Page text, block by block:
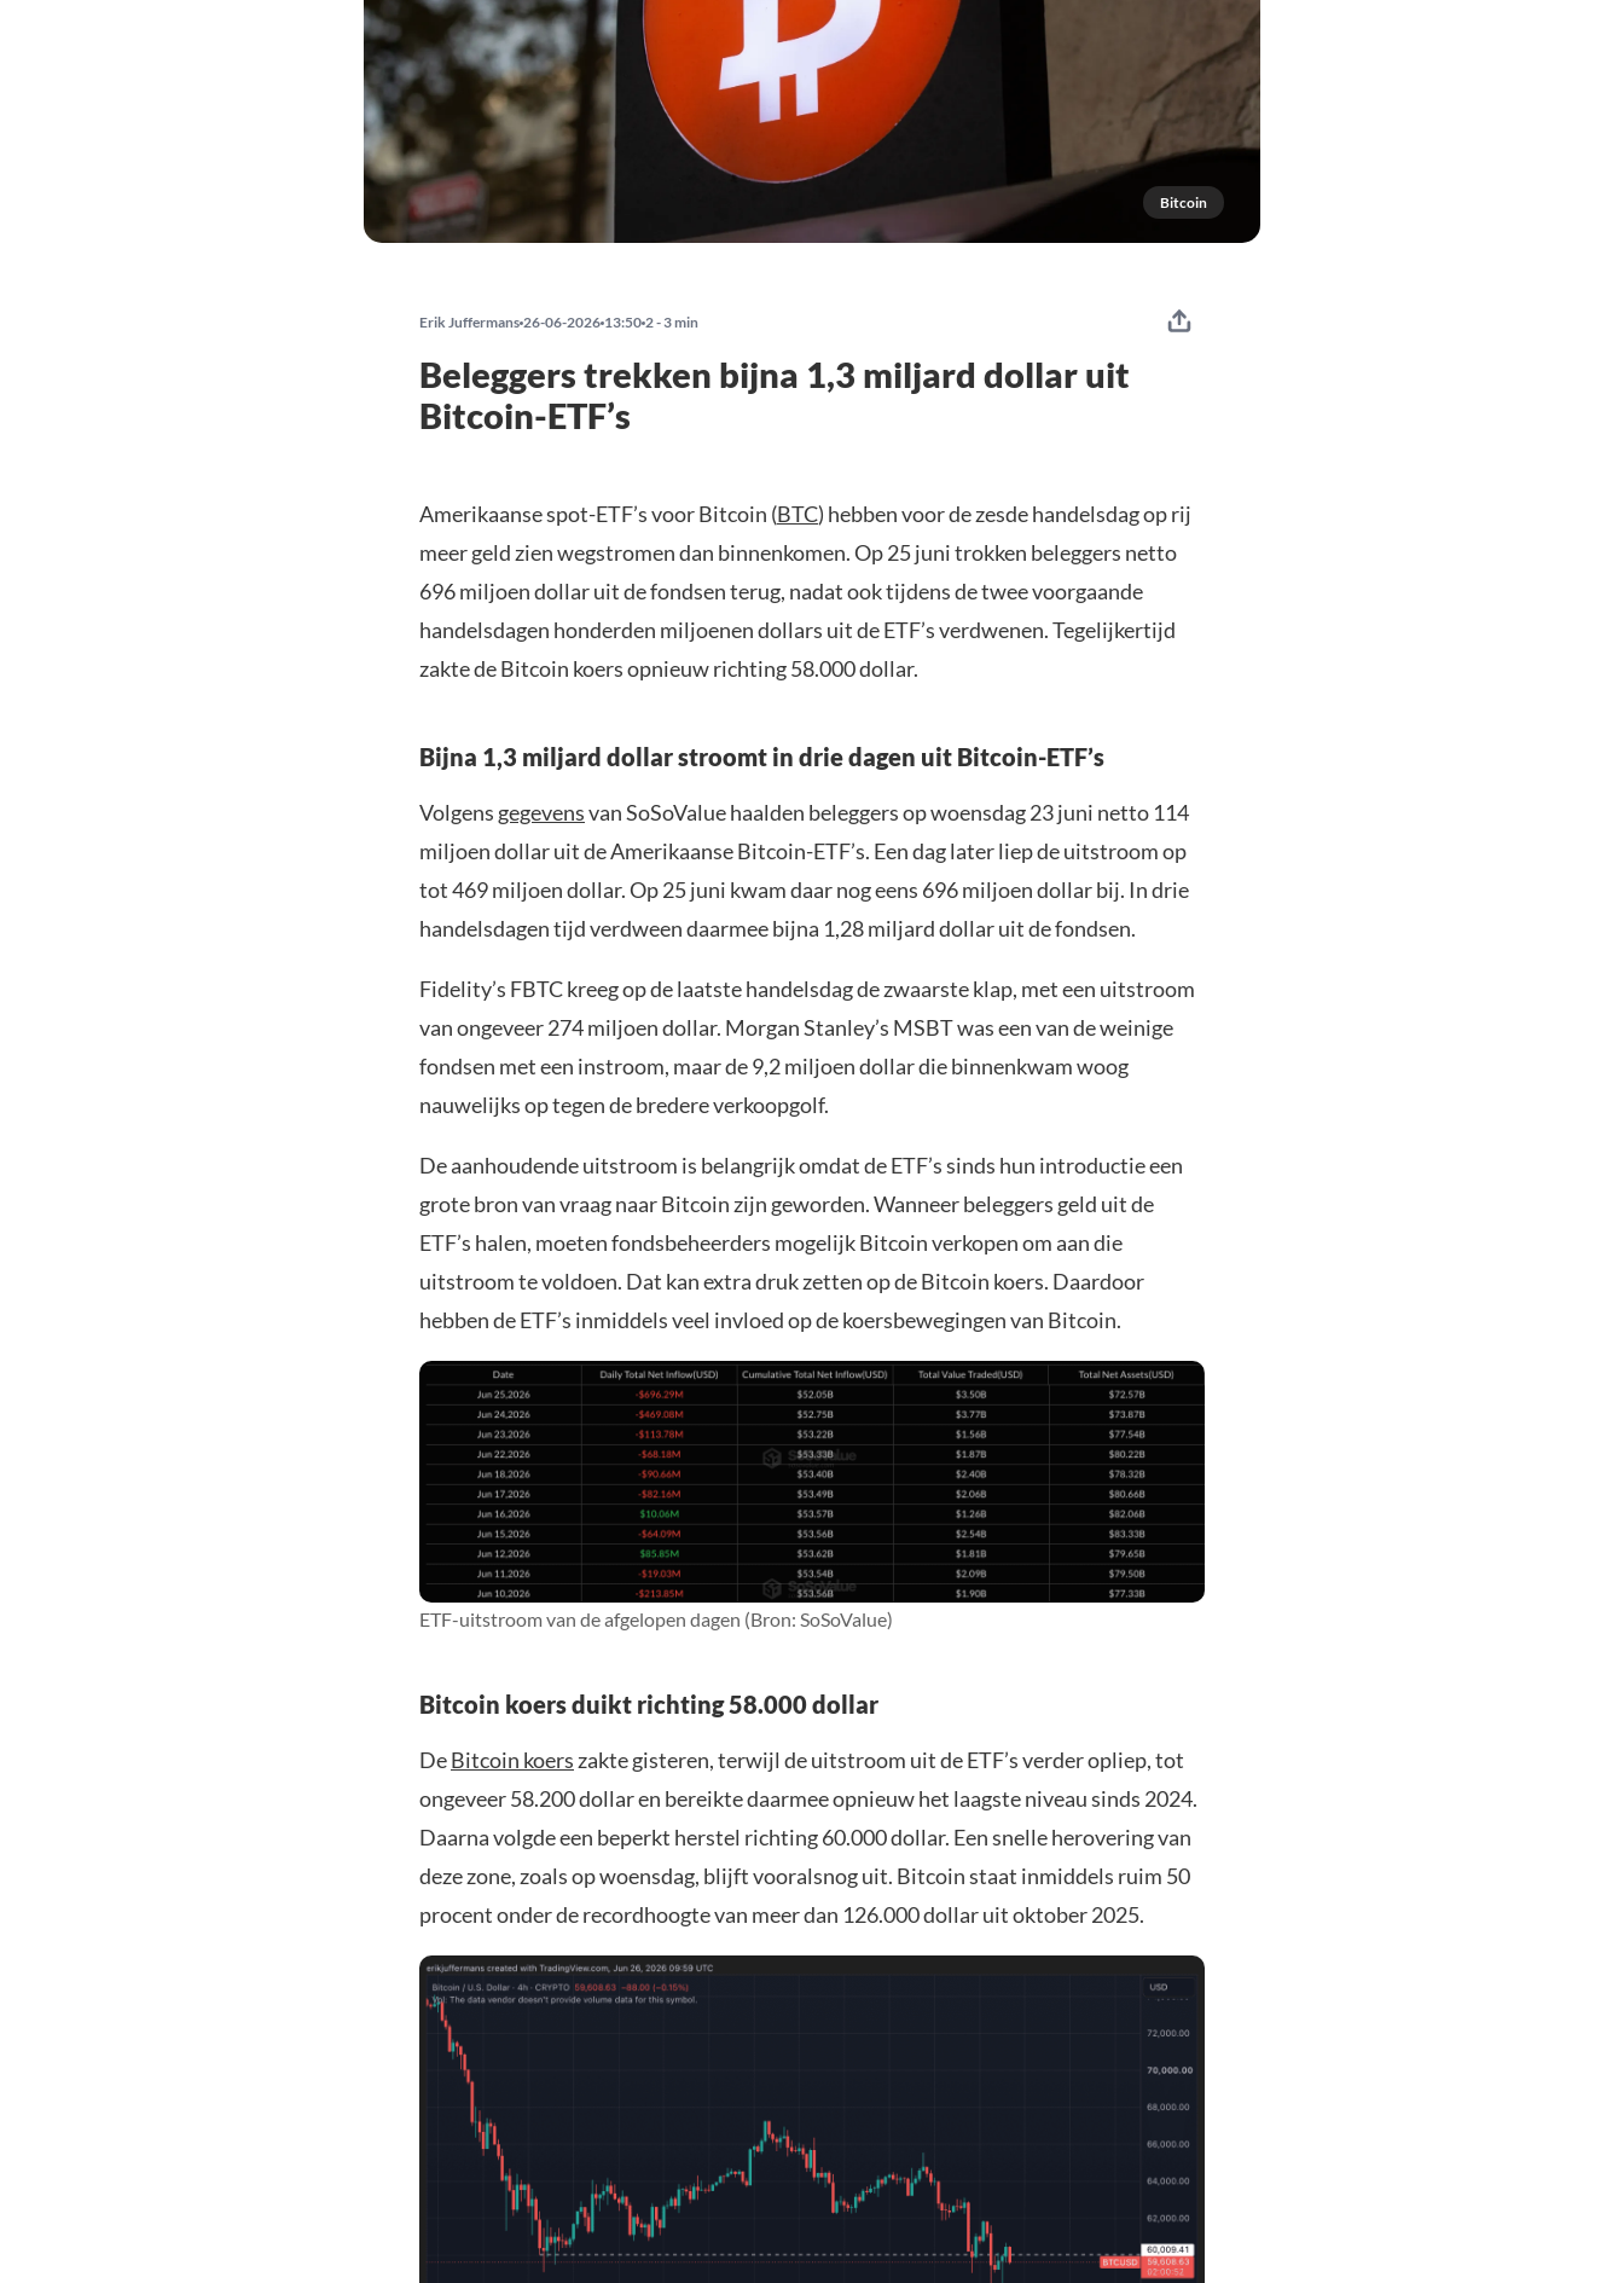
Bitcoin
Erik Juffermans 26-06-2026 13:50 2 - 3 min
Beleggers trekken bijna 1,3 miljard dollar uit
Bitcoin-ETF’s
Amerikaanse spot-ETF’s voor Bitcoin (BTC) hebben voor de zesde handelsdag op rij
meer geld zien wegstromen dan binnenkomen. Op 25 juni trokken beleggers netto
696 miljoen dollar uit de fondsen terug, nadat ook tijdens de twee voorgaande
handelsdagen honderden miljoenen dollars uit de ETF’s verdwenen. Tegelijkertijd
zakte de Bitcoin koers opnieuw richting 58.000 dollar.
Bijna 1,3 miljard dollar stroomt in drie dagen uit Bitcoin-ETF’s
Volgens gegevensvan SoSoValue haalden beleggers op woensdag 23 juni netto 114
miljoen dollar uit de Amerikaanse Bitcoin-ETF’s. Een dag later liep de uitstroom op
tot 469 miljoen dollar. Op 25 juni kwam daar nog eens 696 miljoen dollar bij. In drie
handelsdagen tijd verdween daarmee bijna 1,28 miljard dollar uit de fondsen.
Fidelity’s FBTC kreeg op de laatste handelsdag de zwaarste klap, met een uitstroom
van ongeveer 274 miljoen dollar. Morgan Stanley’s MSBT was een van de weinige
fondsen met een instroom, maar de 9,2 miljoen dollar die binnenkwam woog
nauwelijks op tegen de bredere verkoopgolf.
De aanhoudende uitstroom is belangrijk omdat de ETF’s sinds hun introductie een
grote bron van vraag naar Bitcoin zijn geworden. Wanneer beleggers geld uit de
ETF’s halen, moeten fondsbeheerders mogelijk Bitcoin verkopen om aan die
uitstroom te voldoen. Dat kan extra druk zetten op de Bitcoin koers. Daardoor
hebben de ETF’s inmiddels veel invloed op de koersbewegingen van Bitcoin.
ETF-uitstroom van de afgelopen dagen (Bron: SoSoValue)
Bitcoin koers duikt richting 58.000 dollar
DeBitcoin koers zakte gisteren, terwijl de uitstroom uit de ETF’s verder opliep, tot
ongeveer 58.200 dollar en bereikte daarmee opnieuw het laagste niveau sinds 2024.
Daarna volgde een beperkt herstel richting 60.000 dollar. Een snelle herovering van
deze zone, zoals op woensdag, blijft vooralsnog uit. Bitcoin staat inmiddels ruim 50
procent onder de recordhoogte van meer dan 126.000 dollar uit oktober 2025.